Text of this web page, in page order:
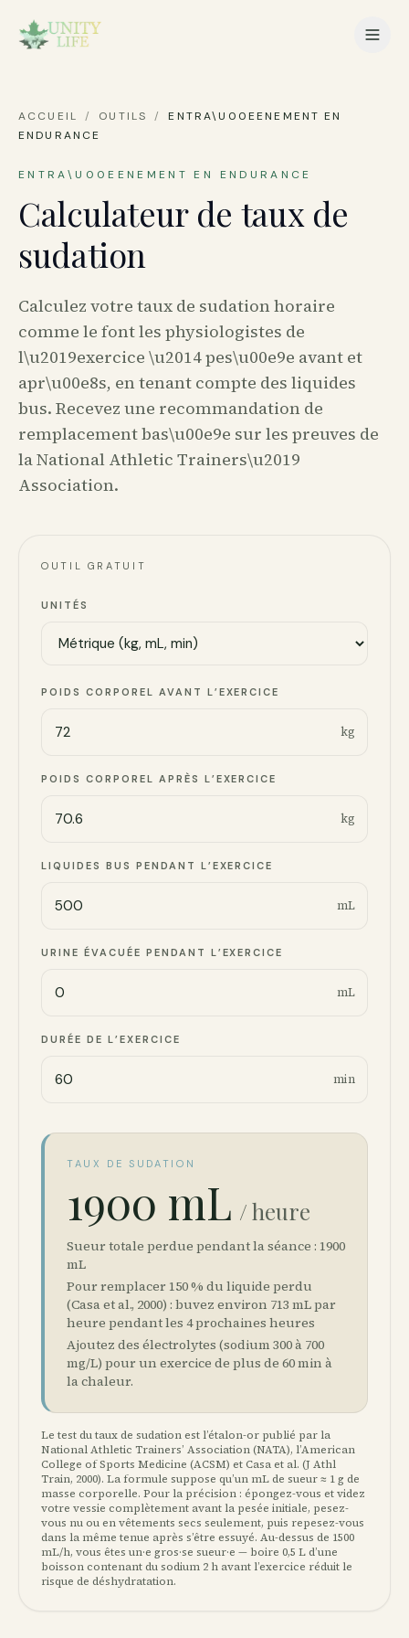
ACCUEIL / OUTILS /
ENTRA\U00EENEMENT EN
ENDURANCE
ENTRA\U00EENEMENT EN ENDURANCE
Calculateur de taux de
sudation
Calculez votre taux de sudation horaire
comme le font les physiologistes de
l\u2019exercice \u2014 pes\u00e9e avant et
apr\u00e8s, en tenant compte des liquides
bus. Recevez une recommandation de
remplacement bas\u00e9e sur les preuves de
la National Athletic Trainers\u2019
Association.
OUTIL GRATUIT
UNITÉS
POIDS CORPOREL AVANT L’EXERCICE
kg
POIDS CORPOREL APRÈS L’EXERCICE
kg
LIQUIDES BUS PENDANT L’EXERCICE
mL
URINE ÉVACUÉE PENDANT L’EXERCICE
mL
DURÉE DE L’EXERCICE
min
TAUX DE SUDATION
1900 mL / heure
Sueur totale perdue pendant la séance : 1900
mL
Pour remplacer 150 % du liquide perdu
(Casa et al., 2000) : buvez environ 713 mL par
heure pendant les 4 prochaines heures
Ajoutez des électrolytes (sodium 300 à 700
mg/L) pour un exercice de plus de 60 min à
la chaleur.
Le test du taux de sudation est l’étalon-or publié par la
National Athletic Trainers’ Association (NATA), l’American
College of Sports Medicine (ACSM) et Casa et al. (J Athl
Train, 2000). La formule suppose qu’un mL de sueur ≈ 1 g de
masse corporelle. Pour la précision : épongez-vous et videz
votre vessie complètement avant la pesée initiale, pesez-
vous nu ou en vêtements secs seulement, puis repesez-vous
dans la même tenue après s’être essuyé. Au-dessus de 1500
mL/h, vous êtes un·e gros·se sueur·e — boire 0,5 L d’une
boisson contenant du sodium 2 h avant l’exercice réduit le
risque de déshydratation.